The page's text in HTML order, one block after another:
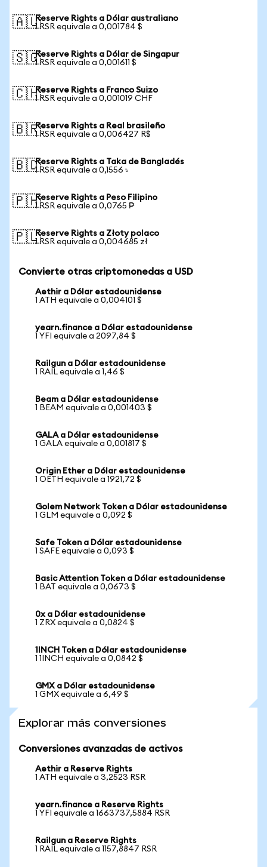
🇦🇺Reserve Rights a Dólar australiano
1 RSR equivale a 0,001784 $
🇸🇬Reserve Rights a Dólar de Singapur
1 RSR equivale a 0,001611 $
🇨🇭Reserve Rights a Franco Suizo
1 RSR equivale a 0,001019 CHF
🇧🇷Reserve Rights a Real brasileño
1 RSR equivale a 0,006427 R$
🇧🇩Reserve Rights a Taka de Bangladés
1 RSR equivale a 0,1556 ৳
🇵🇭Reserve Rights a Peso Filipino
1 RSR equivale a 0,0765 ₱
🇵🇱Reserve Rights a Złoty polaco
1 RSR equivale a 0,004685 zł
Convierte otras criptomonedas a USD
Aethir a Dólar estadounidense
1 ATH equivale a 0,004101 $
yearn.finance a Dólar estadounidense
1 YFI equivale a 2097,84 $
Railgun a Dólar estadounidense
1 RAIL equivale a 1,46 $
Beam a Dólar estadounidense
1 BEAM equivale a 0,001403 $
GALA a Dólar estadounidense
1 GALA equivale a 0,001817 $
Origin Ether a Dólar estadounidense
1 OETH equivale a 1921,72 $
Golem Network Token a Dólar estadounidense
1 GLM equivale a 0,092 $
Safe Token a Dólar estadounidense
1 SAFE equivale a 0,093 $
Basic Attention Token a Dólar estadounidense
1 BAT equivale a 0,0673 $
0x a Dólar estadounidense
1 ZRX equivale a 0,0824 $
1INCH Token a Dólar estadounidense
1 1INCH equivale a 0,0842 $
GMX a Dólar estadounidense
1 GMX equivale a 6,49 $
Explorar más conversiones
Conversiones avanzadas de activos
Aethir a Reserve Rights
1 ATH equivale a 3,2523 RSR
yearn.finance a Reserve Rights
1 YFI equivale a 1663737,5884 RSR
Railgun a Reserve Rights
1 RAIL equivale a 1157,8847 RSR